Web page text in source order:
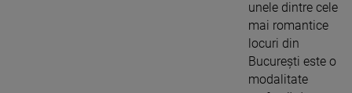
unele dintre cele
mai romantice
locuri din
București este o
modalitate